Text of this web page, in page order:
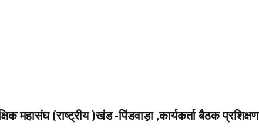
महासंघ (राष्ट्रीय )खंड -पिंडवाड़ा ,कार्यकर्ता बैठक प्रशिक्षण